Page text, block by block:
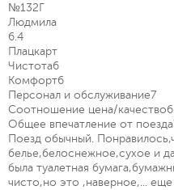
№132Г
Людмила
6.4
Плацкарт
Чистота6
Комфорт6
Персонал и обслуживание7
Соотношение цена/качество6
Общее впечатление от поезда
Поезд обычный.
белье,белоснежное,сухое и
была туалетная
чисто,но это ,наверное,... еще